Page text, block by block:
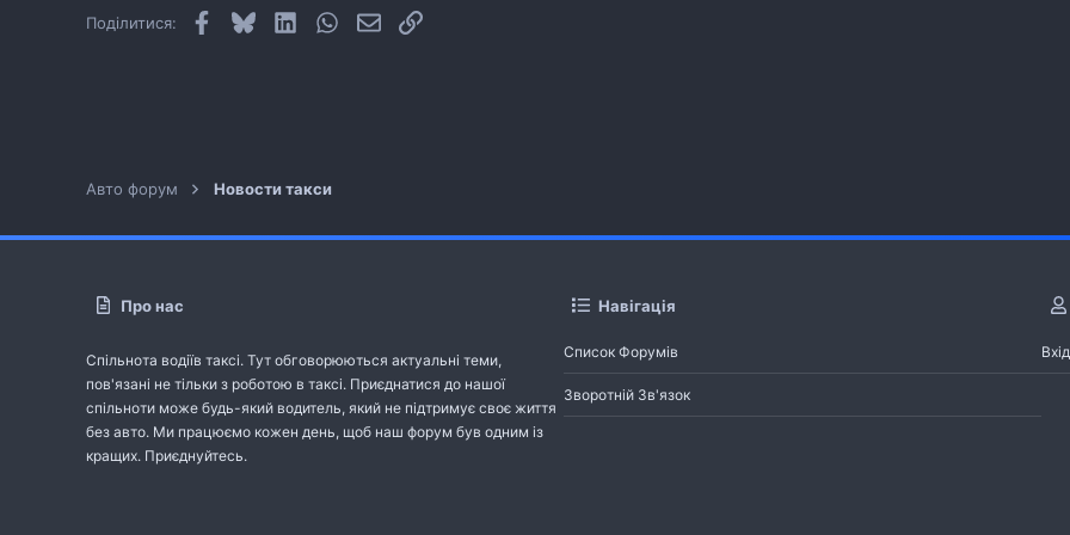
Поділитися: Facebook
BlueskyLinkedInWhatsApp
E-mailПосилання
Авто форум Новости такси
Про нас
Спільнота водіїв таксі. Тут обговорюються актуальні теми,
пов'язані не тільки з роботою в таксі. Приєднатися до нашої
спільноти може будь-який водитель, який не підтримує своє життя
без авто. Ми працюємо кожен день, щоб наш форум був одним із
кращих. Приєднуйтесь.
Навігація
Список Форумів
Зворотній Зв'язок
Вхід